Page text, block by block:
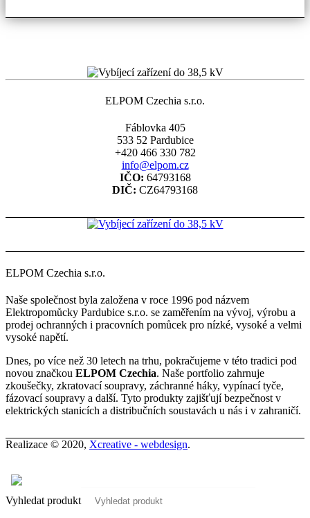
vybrat
ELPOM Czechia s.r.o.
Fáblovka 405
533 52 Pardubice
+420 466 330 782
info@elpom.cz
IČO: 64793168
DIČ: CZ64793168
ELPOM Czechia s.r.o.
Naše společnost byla založena v roce 1996 pod názvem
Elektropomůcky Pardubice s.r.o. se zaměřením na vývoj, výrobu a
prodej ochranných i pracovních pomůcek pro nízké, vysoké a velmi
vysoké napětí.
Dnes, po více než 30 letech na trhu, pokračujeme v této tradici pod
novou značkou ELPOM Czechia. Naše portfolio zahrnuje
zkoušečky, zkratovací soupravy, záchranné háky, vypínací tyče,
fázovací soupravy a další. Tyto produkty zajišťují bezpečnost v
elektrických stanicích a distribučních soustavách u nás i v zahraničí.
Realizace © 2020, Xcreative - webdesign.
Vyhledat produkt